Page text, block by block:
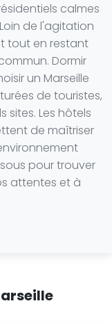
calmes
de l'agitation
tout en restant
Dormir
un Marseille
de touristes,
sites. Les hôtels
de maîtriser
pour trouver
attentes et à